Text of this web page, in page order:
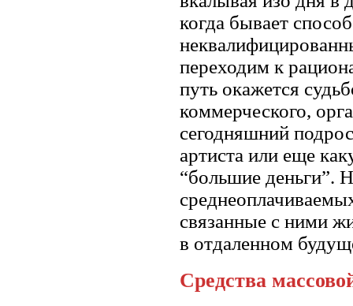
когда бывает
переходим к
путь окажется
коммерческого,
сегодняшний
артиста или еще
“большие деньги”.
связанные с ними
в отдаленном
Средства